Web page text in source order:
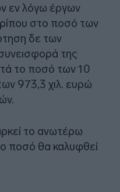
εν λόγω έργων
στο ποσό των
δε των
της
το ποσό των 10
973,3 χιλ. ευρώ
το ανωτέρω
ποσό θα καλυφθεί